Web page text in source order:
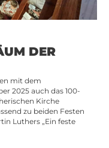
DER
mit dem
2025 auch das 100-
Kirche
zu beiden Festen
Luthers „Ein feste